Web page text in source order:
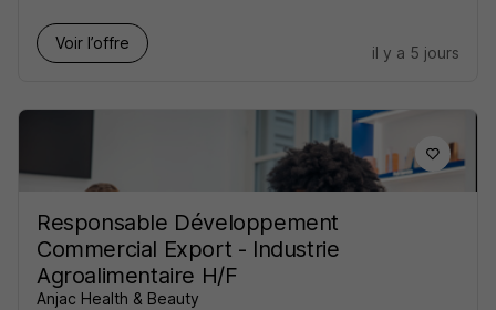
Voir l’offre
il y a 5 jours
Responsable Développement
Commercial Export - Industrie
Agroalimentaire H/F
Anjac Health & Beauty